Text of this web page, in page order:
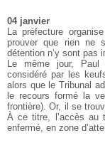
04 janvier
La préfecture
prouver que rien ne
détention n’y sont pas
Le même jour, Paul
considéré par les
alors que le Tribunal
le recours formé la
frontière). Or, il se
À ce titre, l’accès au
enfermé, en zone